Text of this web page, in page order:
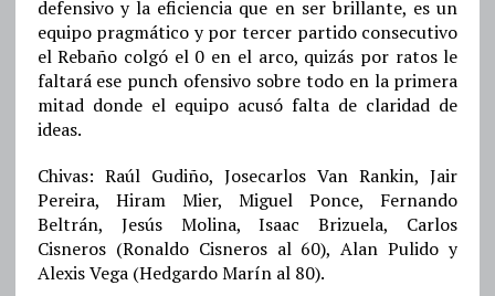
defensivo y la eficiencia que en ser brillante, es un
equipo pragmático y por tercer partido consecutivo
el Rebaño colgó el 0 en el arco, quizás por ratos le
faltará ese punch ofensivo sobre todo en la primera
mitad donde el equipo acusó falta de claridad de
ideas.
Chivas: Raúl Gudiño, Josecarlos Van Rankin, Jair
Pereira, Hiram Mier, Miguel Ponce, Fernando
Beltrán, Jesús Molina, Isaac Brizuela, Carlos
Cisneros (Ronaldo Cisneros al 60), Alan Pulido y
Alexis Vega (Hedgardo Marín al 80).